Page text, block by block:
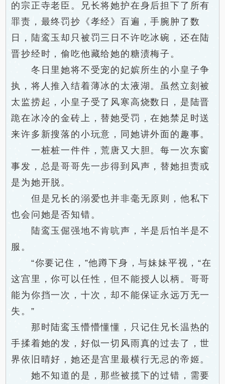
的宗正寺老臣。兄长将她护在身后担下了所有
罪责，最终罚抄《孝经》百遍，手腕肿了数
日，陆鸾玉却只被罚三日不许吃冰碗，还在陆
晋抄经时，偷吃他藏给她的糖渍梅子。
冬日里她将不受宠的妃嫔所生的小皇子争
执，将人推入结着薄冰的太液湖。虽然立刻被
太监捞起，小皇子受了风寒高烧数日，是陆晋
跪在冰冷的金砖上，替她受罚，在她禁足时送
来许多新搜落的小玩意，同她讲外面的趣事。
一桩桩一件件，荒唐又大胆。每一次东窗
事发，总是哥哥先一步得到风声，替她担责或
是为她开脱。
但是兄长的溺爱也并非毫无原则，他私下
也会问她是否知错。
陆鸾玉倔强地不肯吭声，半是后怕半是不
服。
“你要记住，”他蹲下身，与妹妹平视，“在
这宫里，你可以任性，但不能授人以柄。哥哥
能为你挡一次，十次，却不能保证永远万无一
失。”
那时陆鸾玉懵懵懂懂，只记住兄长温热的
手揉着她的发，好似一切风雨真的过去了，世
界依旧晴好，她还是宫里最横行无忌的帝姬。
她不知道的是，那些被揽下的过错，需要